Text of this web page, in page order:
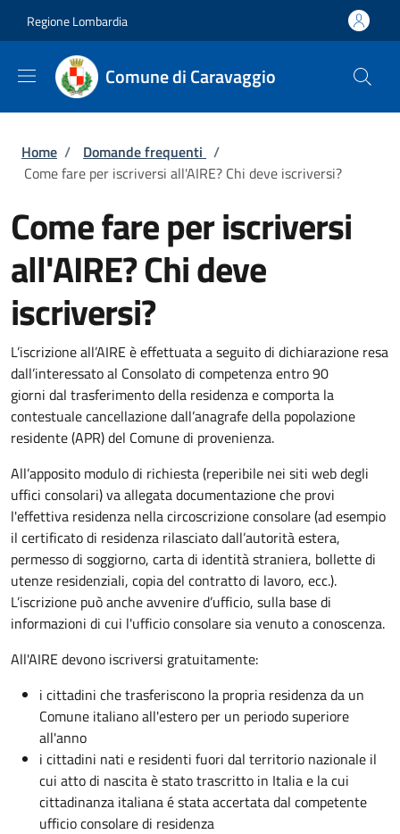
Regione Lombardia
Comune di Caravaggio
Briciole di pane
Home / Domande frequenti /
Come fare per iscriversi all'AIRE? Chi deve iscriversi?
Come fare per iscriversi
all'AIRE? Chi deve
iscriversi?
L’iscrizione all’AIRE è effettuata a seguito di dichiarazione resa
dall’interessato al Consolato di competenzaentro90
giorni dal trasferimento della residenzae comporta la
contestuale cancellazione dall’anagrafe della popolazione
residente (APR) del Comune di provenienza.
All’apposito modulo di richiesta (reperibile nei siti web degli
uffici consolari) va allegata documentazione che provi
l'effettiva residenza nella circoscrizione consolare (ad esempio
il certificato di residenza rilasciato dall’autorità estera,
permesso di soggiorno, carta di identità straniera, bollette di
utenze residenziali, copia del contratto di lavoro, ecc.).
L’iscrizione può anche avvenire d’ufficio, sulla base di
informazioni di cui l'ufficio consolare sia venuto a conoscenza.
All'AIRE devono iscriversi gratuitamente:
i cittadini che trasferiscono la propria residenza da un
Comune italiano all'estero per un periodo superiore
all'anno
i cittadini nati e residenti fuori dal territorio nazionale il
cui atto di nascita è stato trascritto in Italia e la cui
cittadinanza italiana é stata accertata dal competente
ufficio consolare di residenza